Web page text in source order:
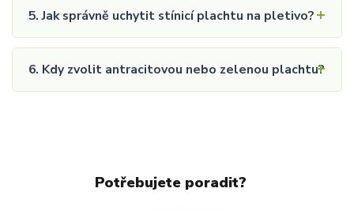
5. Jak správně uchytit stínicí plachtu na pletivo?
6. Kdy zvolit antracitovou nebo zelenou plachtu?
Potřebujete poradit?